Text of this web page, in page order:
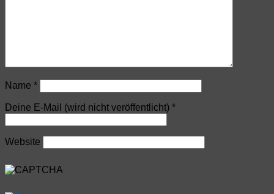
Name *
Deine E-Mail (wird nicht veröffentlicht) *
Website